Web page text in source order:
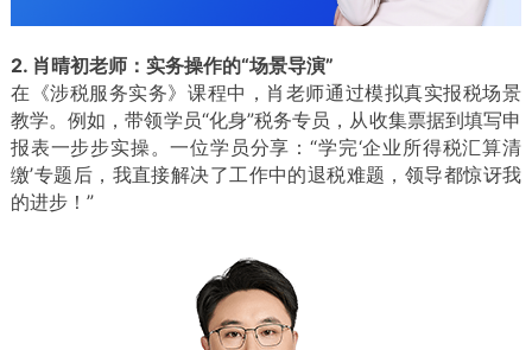
2. 肖晴初老师：实务操作的“场景导演”
在《涉税服务实务》课程中，肖老师通过模拟真实报税场景
教学。例如，带领学员“化身”税务专员，从收集票据到填写申
报表一步步实操。一位学员分享：“学完‘企业所得税汇算清
缴’专题后，我直接解决了工作中的退税难题，领导都惊讶我
的进步！”